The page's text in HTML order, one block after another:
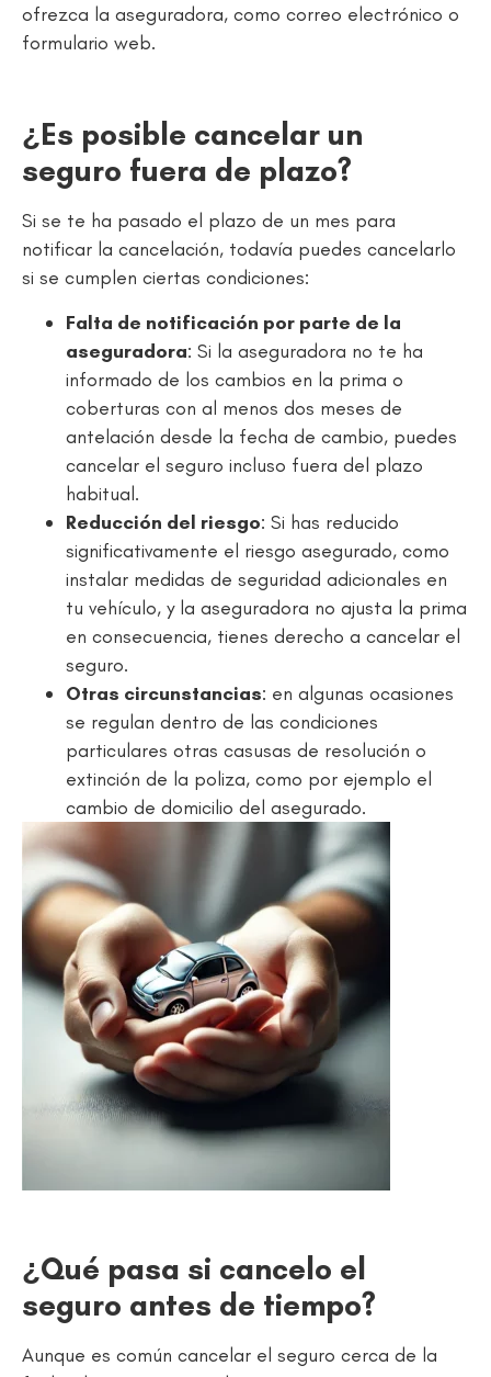
ofrezca la aseguradora, como correo electrónico o
formulario web.
¿Es posible cancelar un
seguro fuera de plazo?
Si se te ha pasado el plazo de un mes para
notificar la cancelación, todavía puedes cancelarlo
si se cumplen ciertas condiciones:
Falta de notificación por parte de la
aseguradora: Si la aseguradora no te ha
informado de los cambios en la prima o
coberturas con al menos dos meses de
antelación desde la fecha de cambio, puedes
cancelar el seguro incluso fuera del plazo
habitual.
Reducción del riesgo: Si has reducido
significativamente el riesgo asegurado, como
instalar medidas de seguridad adicionales en
tu vehículo, y la aseguradora no ajusta la prima
en consecuencia, tienes derecho a cancelar el
seguro.
Otras circunstancias: en algunas ocasiones
se regulan dentro de las condiciones
particulares otras casusas de resolución o
extinción de la poliza, como por ejemplo el
cambio de domicilio del asegurado.
¿Qué pasa si cancelo el
seguro antes de tiempo?
Aunque es común cancelar el seguro cerca de la